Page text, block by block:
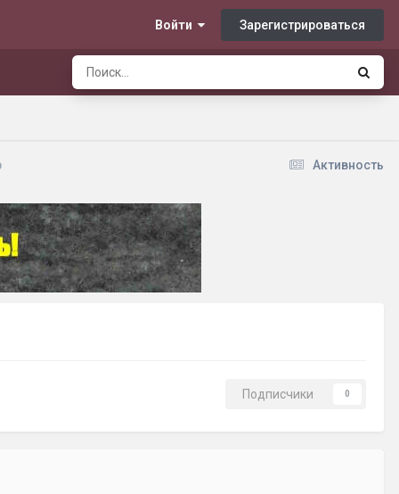
Войти Зарегистрироваться
Активность
Подписчики 0